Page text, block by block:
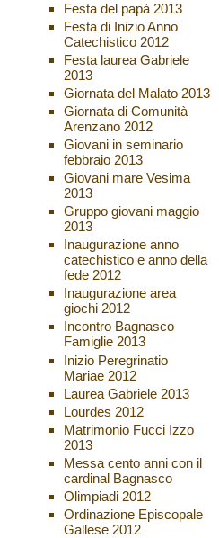
Festa del papà 2013
Festa di Inizio Anno
Catechistico 2012
Festa laurea Gabriele
2013
Giornata del Malato 2013
Giornata di Comunità
Arenzano 2012
Giovani in seminario
febbraio 2013
Giovani mare Vesima
2013
Gruppo giovani maggio
2013
Inaugurazione anno
catechistico e anno della
fede 2012
Inaugurazione area
giochi 2012
Incontro Bagnasco
Famiglie 2013
Inizio Peregrinatio
Mariae 2012
Laurea Gabriele 2013
Lourdes 2012
Matrimonio Fucci Izzo
2013
Messa cento anni con il
cardinal Bagnasco
Olimpiadi 2012
Ordinazione Episcopale
Gallese 2012